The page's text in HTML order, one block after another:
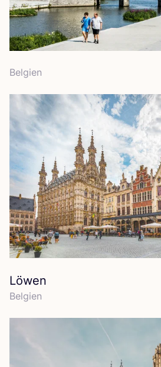
Bel­gi­en
Löwen
Bel­gi­en